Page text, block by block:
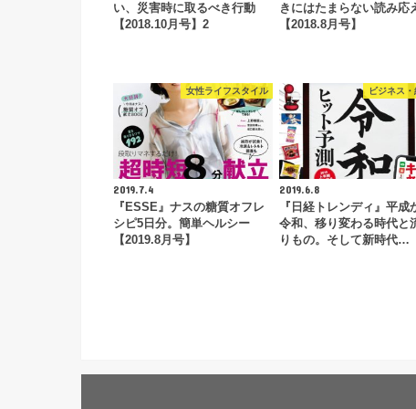
い、災害時に取るべき行動
【2018.10月号】2
きにはたまらない読み応
【2018.8月号】
女性ライフスタイル
2019.7.4
『ESSE』ナスの糖質オフレ
シピ5日分。簡単ヘルシー
【2019.8月号】
ビジネス
2019.6.8
『日経トレンディ』平成
令和、移り変わる時代と
りもの。そして新時代…